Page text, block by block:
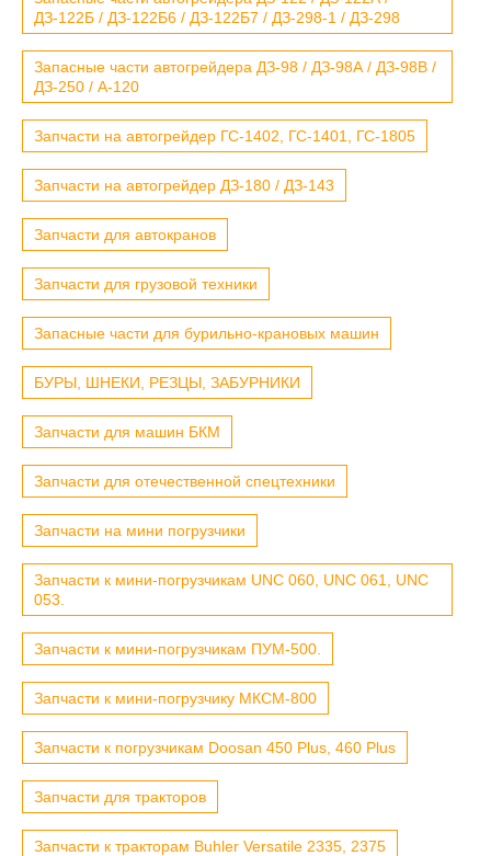
ДЗ-122Б / ДЗ-122Б6 / ДЗ-122Б7 / ДЗ-298-1 / ДЗ-298
Запасные части автогрейдера ДЗ-98 / ДЗ-98А / ДЗ-98В /
ДЗ-250 / А-120
Запчасти на автогрейдер ГС-1402, ГС-1401, ГС-1805
Запчасти на автогрейдер ДЗ-180 / ДЗ-143
Запчасти для автокранов
Запчасти для грузовой техники
Запасные части для бурильно-крановых машин
БУРЫ, ШНЕКИ, РЕЗЦЫ, ЗАБУРНИКИ
Запчасти для машин БКМ
Запчасти для отечественной спецтехники
Запчасти на мини погрузчики
Запчасти к мини-погрузчикам UNC 060, UNC 061, UNC
053.
Запчасти к мини-погрузчикам ПУМ-500.
Запчасти к мини-погрузчику МКСМ-800
Запчасти к погрузчикам Doosan 450 Plus, 460 Plus
Запчасти для тракторов
Запчасти к тракторам Buhler Versatile 2335, 2375